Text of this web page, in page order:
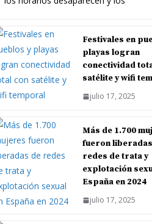
Festivales en
playas logran
conectividad
satélite y wifi
julio 17, 2025
Más de 1.700
fueron
redes de trata y
explotación
España en 2024
julio 17, 2025